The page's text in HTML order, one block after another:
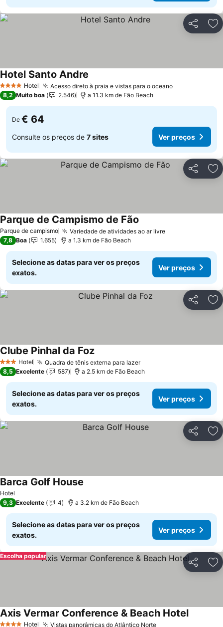
Partilhar
4 EstrelasHotel Acesso direto à praia e vistas para o oceano
Hotel Santo Andre
8,2 Muito boa 2.546 a 11.3 km de Fão Beach
De € 64
Consulte os preços de 7 sites Ver preços
Partilhar
Parque de campismo Variedade de atividades ao ar livre
Parque de Campismo de Fão
7,8 Boa 1.655 a 1.3 km de Fão Beach
Selecione as datas para ver os preços
exatos.
Ver preços
Partilhar
3 EstrelasHotel Quadra de tênis externa para lazer
Clube Pinhal da Foz
8,5 Excelente 587 a 2.5 km de Fão Beach
Selecione as datas para ver os preços
exatos.
Ver preços
Partilhar
Hotel
Barca Golf House
9,3 Excelente 4 a 3.2 km de Fão Beach
Selecione as datas para ver os preços
exatos.
Ver preços
Partilhar
Escolha popular
Hotel Vistas panorâmicas do Atlântico Norte
Axis Vermar Conference & Beach Hotel